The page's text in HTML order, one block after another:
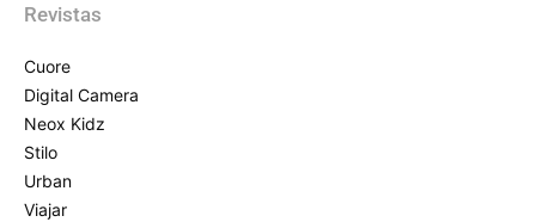
Revistas
Cuore
Digital Camera
Neox Kidz
Stilo
Urban
Viajar